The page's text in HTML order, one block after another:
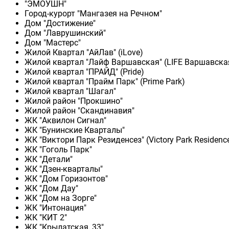
"ЭМОУШН"
Город-курорт "Мангазея на Речном"
Дом "Достижение"
Дом "Лаврушинский"
Дом "Мастерс"
Жилой Квартал "АйЛав" (iLove)
Жилой квартал "Лайф Варшавская" (LIFE
Жилой квартал "ПРАЙД" (Pride)
Жилой квартал "Прайм Парк" (Prime Park)
Жилой квартал "Шагал"
Жилой район "Прокшино"
Жилой район "Скандинавия"
ЖК "Аквилон Сигнал"
ЖК "Бунинские Кварталы"
ЖК "Виктори Парк Резиденсез" (Victory Park
ЖК "Гоголь Парк"
ЖК "Детали"
ЖК "Дзен-кварталы"
ЖК "Дом Горизонтов"
ЖК "Дом Дау"
ЖК "Дом на Зорге"
ЖК "Интонация"
ЖК "КИТ 2"